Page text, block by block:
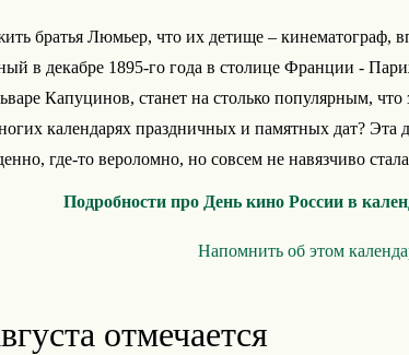
братья Люмьер, что их детище – кинематограф,
в декабре 1895-го года в столице Франции -
Капуцинов, станет на столько популярным, что
календарях праздничных и памятных дат? Эта
где-то вероломно, но совсем не навязчиво
Подробности про День кино России в
Напомнить об этом
отмечается